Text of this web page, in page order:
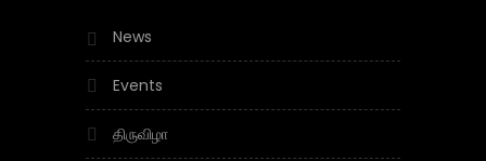
News
Events
திருவிழா